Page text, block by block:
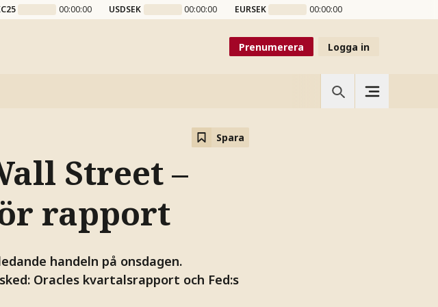
00:00:00 USDSEK 00:00:00 EURSEK 00:00:00
Prenumerera Logga in
Spara
Street –
rapport
handeln på onsdagen.
Oracles kvartalsrapport och Fed:s